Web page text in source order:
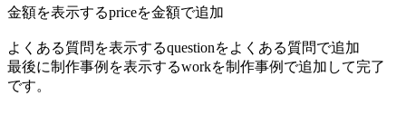
金額を表示するpriceを金額で追加
よくある質問を表示するquestionをよくある質問で追加
最後に制作事例を表示するworkを制作事例で追加して完了
です。